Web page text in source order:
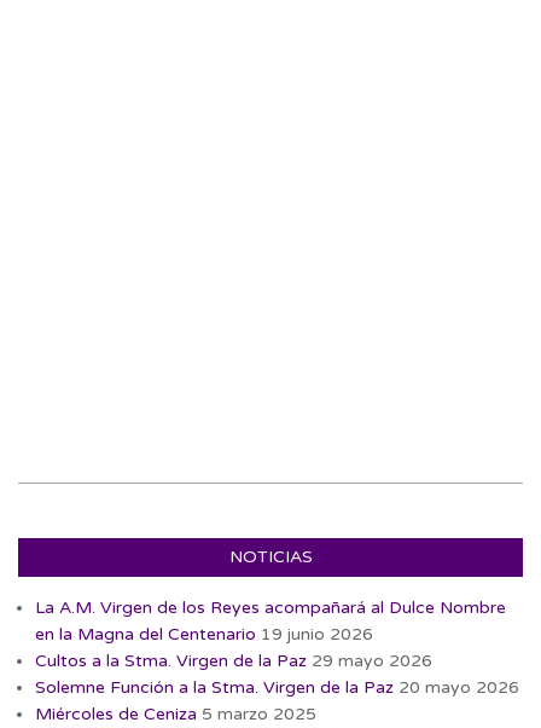
NOTICIAS
La A.M. Virgen de los Reyes acompañará al Dulce Nombre
en la Magna del Centenario 19 junio 2026
Cultos a la Stma. Virgen de la Paz 29 mayo 2026
Solemne Función a la Stma. Virgen de la Paz 20 mayo 2026
Miércoles de Ceniza 5 marzo 2025